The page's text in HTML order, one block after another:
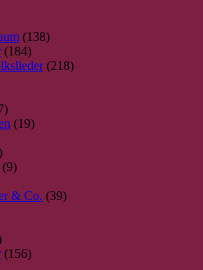
(138)
(184)
(218)
(19)
(9)
& Co. (39)
(156)